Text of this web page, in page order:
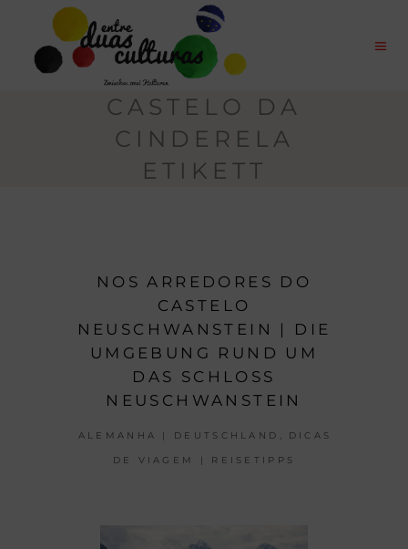
CASTELO DA
CINDERELA
ETIKETT
NOS ARREDORES DO
CASTELO
NEUSCHWANSTEIN | DIE
UMGEBUNG RUND UM
DAS SCHLOSS
NEUSCHWANSTEIN
ALEMANHA | DEUTSCHLAND DICAS
DE VIAGEM | REISETIPPS